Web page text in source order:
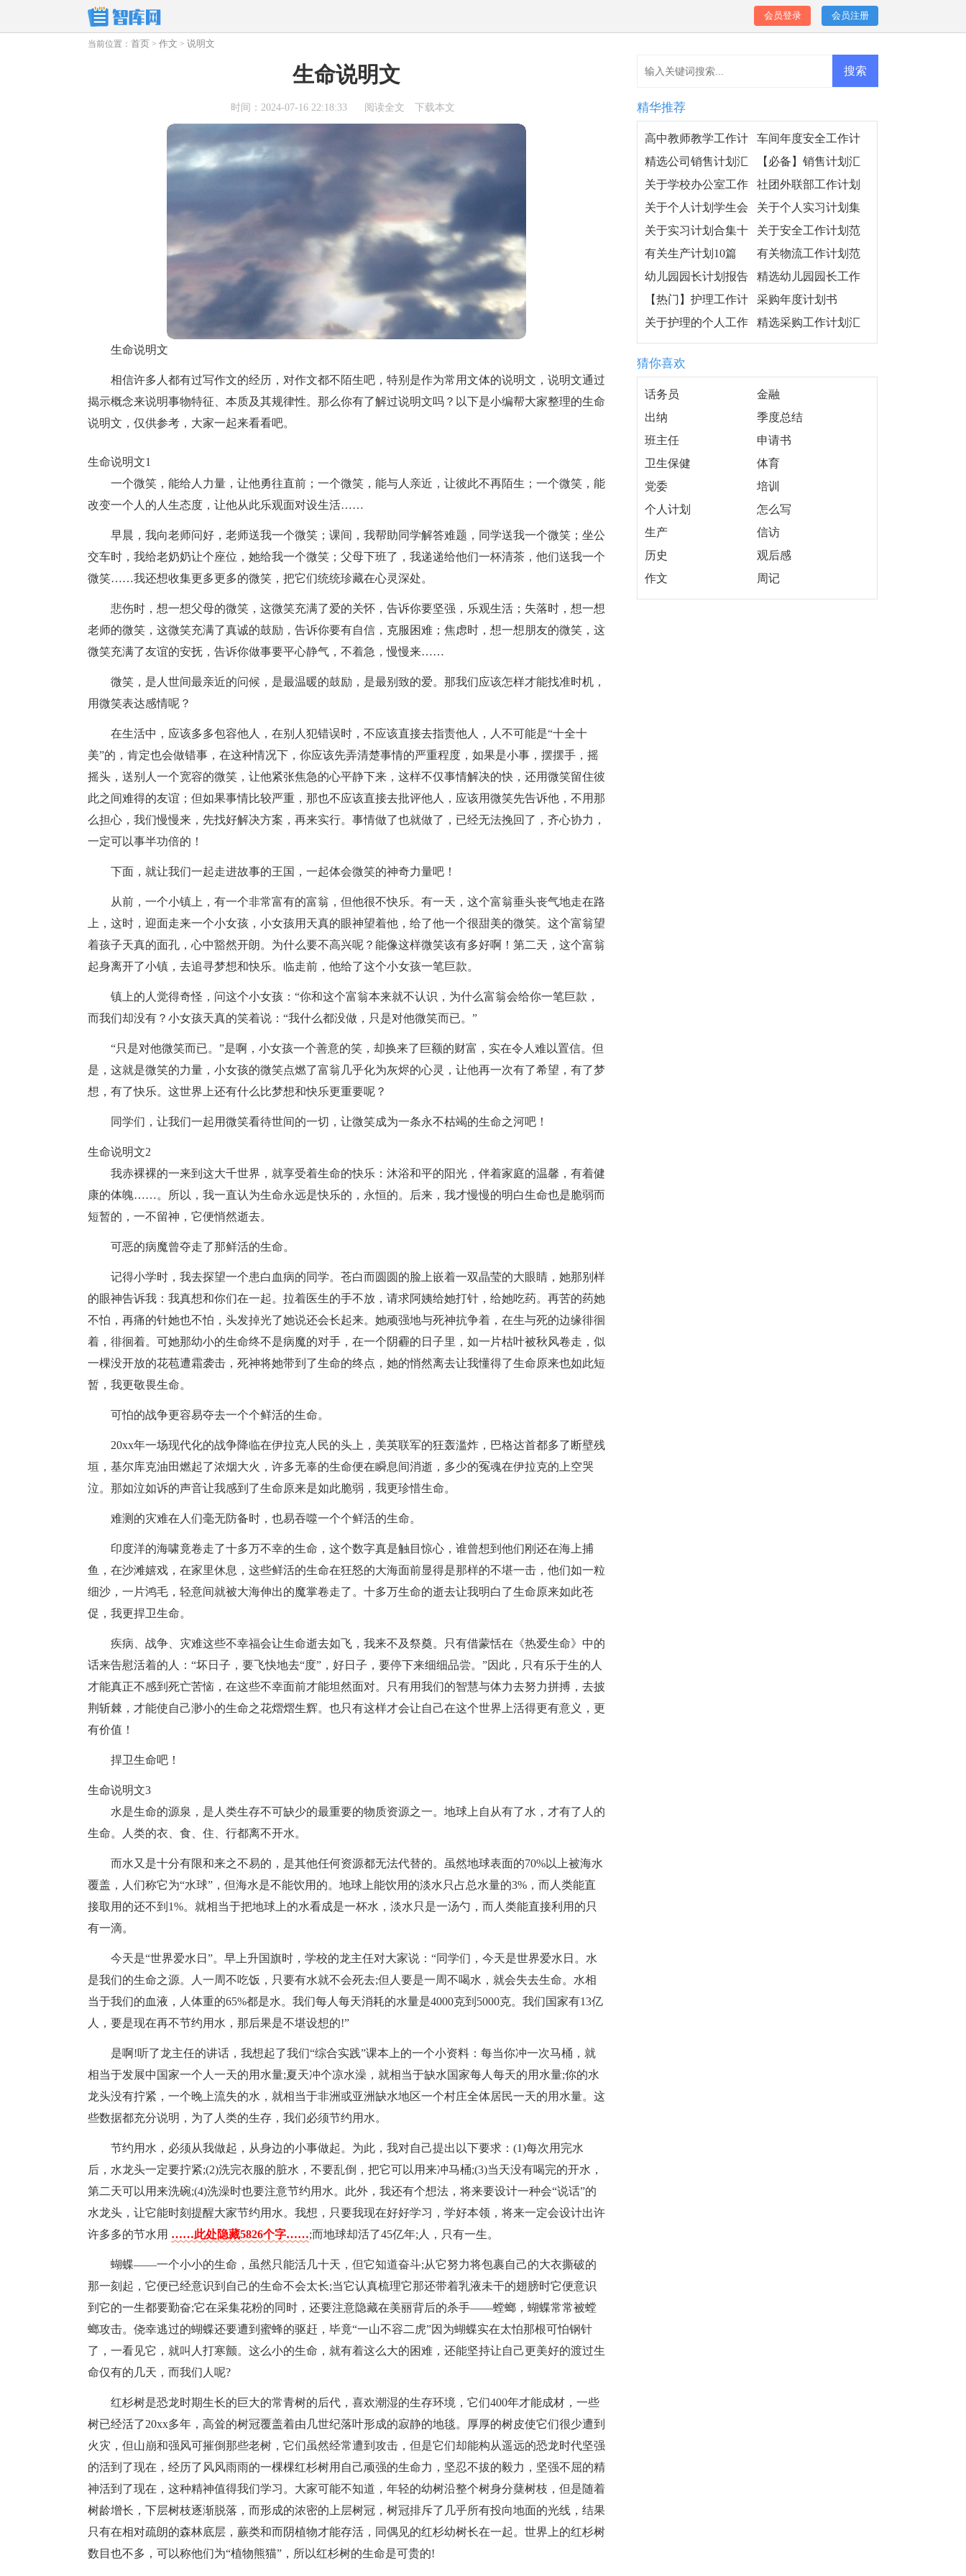
会员登录 会员注册
当前位置： 首页 > 作文 > 说明文
生命说明文
时间：2024-07-16 22:18:33 阅读全文 下载本文
生命说明文
相信许多人都有过写作文的经历，对作文都不陌生吧，特别是作为常用文体的说明文，说明文通过
揭示概念来说明事物特征、本质及其规律性。那么你有了解过说明文吗？以下是小编帮大家整理的生命
说明文，仅供参考，大家一起来看看吧。
生命说明文1
一个微笑，能给人力量，让他勇往直前；一个微笑，能与人亲近，让彼此不再陌生；一个微笑，能
改变一个人的人生态度，让他从此乐观面对设生活……
早晨，我向老师问好，老师送我一个微笑；课间，我帮助同学解答难题，同学送我一个微笑；坐公
交车时，我给老奶奶让个座位，她给我一个微笑；父母下班了，我递递给他们一杯清茶，他们送我一个
微笑……我还想收集更多更多的微笑，把它们统统珍藏在心灵深处。
悲伤时，想一想父母的微笑，这微笑充满了爱的关怀，告诉你要坚强，乐观生活；失落时，想一想
老师的微笑，这微笑充满了真诚的鼓励，告诉你要有自信，克服困难；焦虑时，想一想朋友的微笑，这
微笑充满了友谊的安抚，告诉你做事要平心静气，不着急，慢慢来……
微笑，是人世间最亲近的问候，是最温暖的鼓励，是最别致的爱。那我们应该怎样才能找准时机，
用微笑表达感情呢？
在生活中，应该多多包容他人，在别人犯错误时，不应该直接去指责他人，人不可能是“十全十
美”的，肯定也会做错事，在这种情况下，你应该先弄清楚事情的严重程度，如果是小事，摆摆手，摇
摇头，送别人一个宽容的微笑，让他紧张焦急的心平静下来，这样不仅事情解决的快，还用微笑留住彼
此之间难得的友谊；但如果事情比较严重，那也不应该直接去批评他人，应该用微笑先告诉他，不用那
么担心，我们慢慢来，先找好解决方案，再来实行。事情做了也就做了，已经无法挽回了，齐心协力，
一定可以事半功倍的！
下面，就让我们一起走进故事的王国，一起体会微笑的神奇力量吧！
从前，一个小镇上，有一个非常富有的富翁，但他很不快乐。有一天，这个富翁垂头丧气地走在路
上，这时，迎面走来一个小女孩，小女孩用天真的眼神望着他，给了他一个很甜美的微笑。这个富翁望
着孩子天真的面孔，心中豁然开朗。为什么要不高兴呢？能像这样微笑该有多好啊！第二天，这个富翁
起身离开了小镇，去追寻梦想和快乐。临走前，他给了这个小女孩一笔巨款。
镇上的人觉得奇怪，问这个小女孩：“你和这个富翁本来就不认识，为什么富翁会给你一笔巨款，
而我们却没有？小女孩天真的笑着说：“我什么都没做，只是对他微笑而已。”
“只是对他微笑而已。”是啊，小女孩一个善意的笑，却换来了巨额的财富，实在令人难以置信。但
是，这就是微笑的力量，小女孩的微笑点燃了富翁几乎化为灰烬的心灵，让他再一次有了希望，有了梦
想，有了快乐。这世界上还有什么比梦想和快乐更重要呢？
同学们，让我们一起用微笑看待世间的一切，让微笑成为一条永不枯竭的生命之河吧！
生命说明文2
我赤裸裸的一来到这大千世界，就享受着生命的快乐：沐浴和平的阳光，伴着家庭的温馨，有着健
康的体魄……。所以，我一直认为生命永远是快乐的，永恒的。后来，我才慢慢的明白生命也是脆弱而
短暂的，一不留神，它便悄然逝去。
可恶的病魔曾夺走了那鲜活的生命。
记得小学时，我去探望一个患白血病的同学。苍白而圆圆的脸上嵌着一双晶莹的大眼睛，她那别样
的眼神告诉我：我真想和你们在一起。拉着医生的手不放，请求阿姨给她打针，给她吃药。再苦的药她
不怕，再痛的针她也不怕，头发掉光了她说还会长起来。她顽强地与死神抗争着，在生与死的边缘徘徊
着，徘徊着。可她那幼小的生命终不是病魔的对手，在一个阴霾的日子里，如一片枯叶被秋风卷走，似
一棵没开放的花苞遭霜袭击，死神将她带到了生命的终点，她的悄然离去让我懂得了生命原来也如此短
暂，我更敬畏生命。
可怕的战争更容易夺去一个个鲜活的生命。
20xx年一场现代化的战争降临在伊拉克人民的头上，美英联军的狂轰滥炸，巴格达首都多了断壁残
垣，基尔库克油田燃起了浓烟大火，许多无辜的生命便在瞬息间消逝，多少的冤魂在伊拉克的上空哭
泣。那如泣如诉的声音让我感到了生命原来是如此脆弱，我更珍惜生命。
难测的灾难在人们毫无防备时，也易吞噬一个个鲜活的生命。
印度洋的海啸竟卷走了十多万不幸的生命，这个数字真是触目惊心，谁曾想到他们刚还在海上捕
鱼，在沙滩嬉戏，在家里休息，这些鲜活的生命在狂怒的大海面前显得是那样的不堪一击，他们如一粒
细沙，一片鸿毛，轻意间就被大海伸出的魔掌卷走了。十多万生命的逝去让我明白了生命原来如此苍
促，我更捍卫生命。
疾病、战争、灾难这些不幸福会让生命逝去如飞，我来不及祭奠。只有借蒙恬在《热爱生命》中的
话来告慰活着的人：“坏日子，要飞快地去“度”，好日子，要停下来细细品尝。”因此，只有乐于生的人
才能真正不感到死亡苦恼，在这些不幸面前才能坦然面对。只有用我们的智慧与体力去努力拼搏，去披
荆斩棘，才能使自己渺小的生命之花熠熠生辉。也只有这样才会让自己在这个世界上活得更有意义，更
有价值！
捍卫生命吧！
生命说明文3
水是生命的源泉，是人类生存不可缺少的最重要的物质资源之一。地球上自从有了水，才有了人的
生命。人类的衣、食、住、行都离不开水。
而水又是十分有限和来之不易的，是其他任何资源都无法代替的。虽然地球表面的70%以上被海水
覆盖，人们称它为“水球”，但海水是不能饮用的。地球上能饮用的淡水只占总水量的3%，而人类能直
接取用的还不到1%。就相当于把地球上的水看成是一杯水，淡水只是一汤勺，而人类能直接利用的只
有一滴。
今天是“世界爱水日”。早上升国旗时，学校的龙主任对大家说：“同学们，今天是世界爱水日。水
是我们的生命之源。人一周不吃饭，只要有水就不会死去;但人要是一周不喝水，就会失去生命。水相
当于我们的血液，人体重的65%都是水。我们每人每天消耗的水量是4000克到5000克。我们国家有13亿
人，要是现在再不节约用水，那后果是不堪设想的!”
是啊!听了龙主任的讲话，我想起了我们“综合实践”课本上的一个小资料：每当你冲一次马桶，就
相当于发展中国家一个人一天的用水量;夏天冲个凉水澡，就相当于缺水国家每人每天的用水量;你的水
龙头没有拧紧，一个晚上流失的水，就相当于非洲或亚洲缺水地区一个村庄全体居民一天的用水量。这
些数据都充分说明，为了人类的生存，我们必须节约用水。
节约用水，必须从我做起，从身边的小事做起。为此，我对自己提出以下要求：(1)每次用完水
后，水龙头一定要拧紧;(2)洗完衣服的脏水，不要乱倒，把它可以用来冲马桶;(3)当天没有喝完的开水，
第二天可以用来洗碗;(4)洗澡时也要注意节约用水。此外，我还有个想法，将来要设计一种会“说话”的
水龙头，让它能时刻提醒大家节约用水。我想，只要我现在好好学习，学好本领，将来一定会设计出许
许多多的节水用 ……此处隐藏5826个字……;而地球却活了45亿年;人，只有一生。
蝴蝶——一个小小的生命，虽然只能活几十天，但它知道奋斗;从它努力将包裹自己的大衣撕破的
那一刻起，它便已经意识到自己的生命不会太长;当它认真梳理它那还带着乳液未干的翅膀时它便意识
到它的一生都要勤奋;它在采集花粉的同时，还要注意隐藏在美丽背后的杀手——螳螂，蝴蝶常常被螳
螂攻击。侥幸逃过的蝴蝶还要遭到蜜蜂的驱赶，毕竟“一山不容二虎”因为蝴蝶实在太怕那根可怕钢针
了，一看见它，就叫人打寒颤。这么小的生命，就有着这么大的困难，还能坚持让自己更美好的渡过生
命仅有的几天，而我们人呢?
红杉树是恐龙时期生长的巨大的常青树的后代，喜欢潮湿的生存环境，它们400年才能成材，一些
树已经活了20xx多年，高耸的树冠覆盖着由几世纪落叶形成的寂静的地毯。厚厚的树皮使它们很少遭到
火灾，但山崩和强风可摧倒那些老树，它们虽然经常遭到攻击，但是它们却能构从遥远的恐龙时代坚强
的活到了现在，经历了风风雨雨的一棵棵红杉树用自己顽强的生命力，坚忍不拔的毅力，坚强不屈的精
神活到了现在，这种精神值得我们学习。大家可能不知道，年轻的幼树沿整个树身分蘖树枝，但是随着
树龄增长，下层树枝逐渐脱落，而形成的浓密的上层树冠，树冠排斥了几乎所有投向地面的光线，结果
只有在相对疏朗的森林底层，蕨类和而阴植物才能存活，同偶见的红杉幼树长在一起。世界上的红杉树
数目也不多，可以称他们为“植物熊猫”，所以红杉树的生命是可贵的!
精华推荐
高中教师教学工作计
划模板
车间年度安全工作计
划4篇
精选公司销售计划汇
编5篇
【必备】销售计划汇
编八篇
关于学校办公室工作
计划范文集合5篇
社团外联部工作计划
格式
关于个人计划学生会
范文集合五篇
关于个人实习计划集
锦5篇
关于实习计划合集十
篇
关于安全工作计划范
文合集六篇
有关生产计划10篇
有关物流工作计划范
文合集10篇
幼儿园园长计划报告
精选幼儿园园长工作
计划范文汇编8篇
【热门】护理工作计
划范文集合五篇
采购年度计划书
关于护理的个人工作
计划合集6篇
精选采购工作计划汇
总五篇
猜你喜欢
话务员
金融
出纳
季度总结
班主任
申请书
卫生保健
体育
党委
培训
个人计划
怎么写
生产
信访
历史
观后感
作文
周记